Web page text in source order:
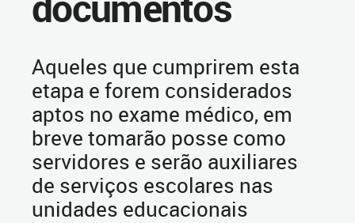
Aqueles que cumprirem esta
etapa e forem considerados
aptos no exame médico, em
breve tomarão posse como
servidores e serão auxiliares
de serviços escolares nas
unidades educacionais